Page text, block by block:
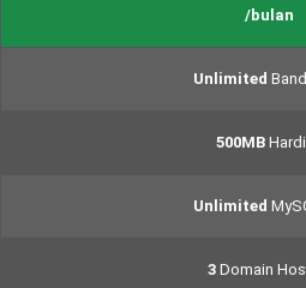
/bulan
Unlimited
500MB
Unlimited
3Domain